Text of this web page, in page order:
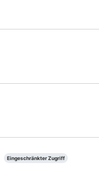
Eingeschränkter Zugriff